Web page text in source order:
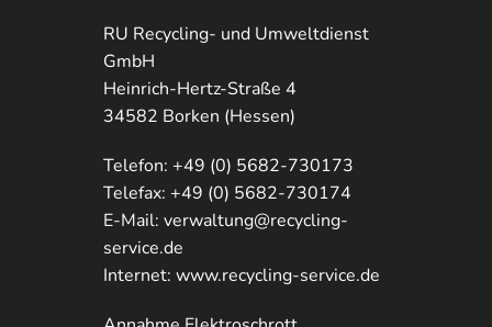
RU Recycling- und Umweltdienst
GmbH
Heinrich-Hertz-Straße 4
34582 Borken (Hessen)
Telefon: +49 (0) 5682-730173
Telefax: +49 (0) 5682-730174
E-Mail: verwaltung@recycling-
service.de
Internet: www.recycling-service.de